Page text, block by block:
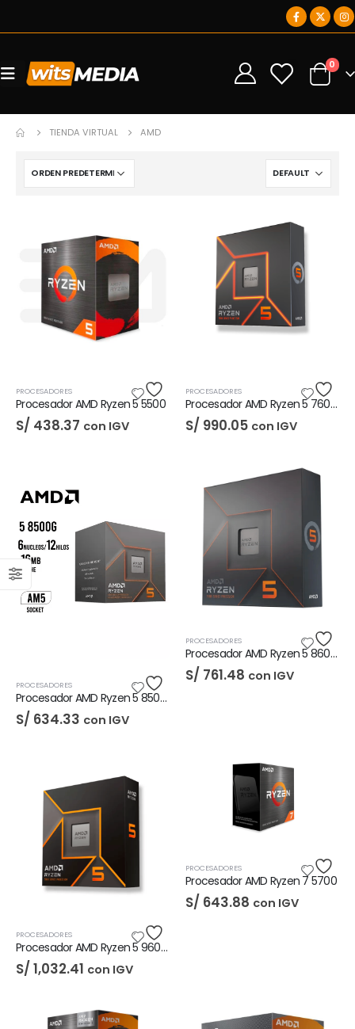
0 0
TIENDA VIRTUAL AMD
PROCESADORES
Procesador AMD Ryzen 5 5500
S/ 438.37 con IGV
PROCESADORES
Procesador AMD Ryzen 5 7600X
S/ 990.05 con IGV
PROCESADORES
Procesador AMD Ryzen 5 8500G
S/ 634.33 con IGV
PROCESADORES
Procesador AMD Ryzen 5 8600G
S/ 761.48 con IGV
PROCESADORES
Procesador AMD Ryzen 5 9600X
S/ 1,032.41 con IGV
PROCESADORES
Procesador AMD Ryzen 7 5700
S/ 643.88 con IGV
IGV
Unidad Estado Solido Western Digital Green 2TB
S/994.79 con
IGV